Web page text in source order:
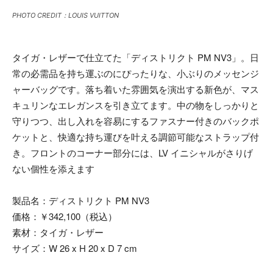
PHOTO CREDIT：LOUIS VUITTON
タイガ・レザーで仕立てた「ディストリクト PM NV3」。日
常の必需品を持ち運ぶのにぴったりな、小ぶりのメッセンジ
ャーバッグです。落ち着いた雰囲気を演出する新色が、マス
キュリンなエレガンスを引き立てます。中の物をしっかりと
守りつつ、出し入れを容易にするファスナー付きのバックポ
ケットと、快適な持ち運びを叶える調節可能なストラップ付
き。フロントのコーナー部分には、LV イニシャルがさりげ
ない個性を添えます
製品名：ディストリクト PM NV3
価格：￥342,100（税込）
素材：タイガ・レザー
サイズ：W 26 x H 20 x D 7 cm